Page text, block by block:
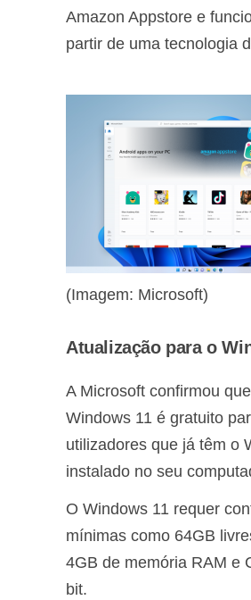
Amazon Appstore e
partir de uma tecnologia
(Imagem: Microsoft)
Atualização para o
A Microsoft confirmou
Windows 11 é gratuito
utilizadores que já têm o
instalado no seu
O Windows 11 requer
mínimas como 64GB
4GB de memória RAM e
bit.